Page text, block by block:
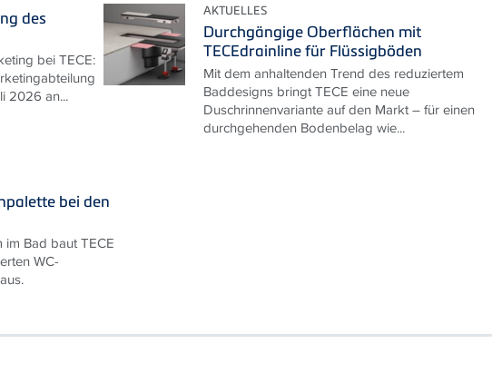
des
bei TECE:
2026 an...
AKTUELLES
Durchgängige Oberflächen mit
TECEdrainline für Flüssigböden
Mit dem anhaltenden Trend des reduziertem
Baddesigns bringt TECE eine neue
Duschrinnenvariante auf den Markt – für einen
durchgehenden Bodenbelag wie...
bei den
im Bad baut TECE
WC-